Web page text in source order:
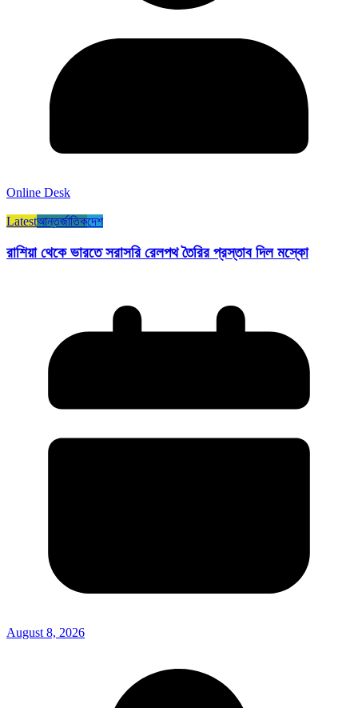
Online Desk
Latestআন্তর্জাতিকদেশ
রাশিয়া থেকে ভারতে সরাসরি রেলপথ তৈরির প্রস্তাব দিল মস্কো
August 8, 2026